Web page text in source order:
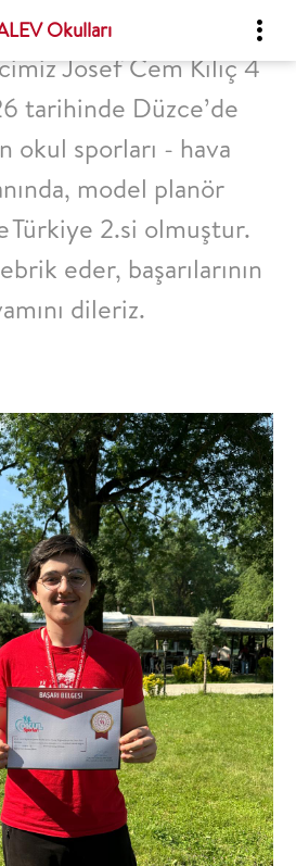
Okulları
Josef Cem Kılıç 4
tarihinde Düzce’de
okul sporları - hava
model planör
Türkiye 2.si olmuştur.
eder, başarılarının
dileriz.